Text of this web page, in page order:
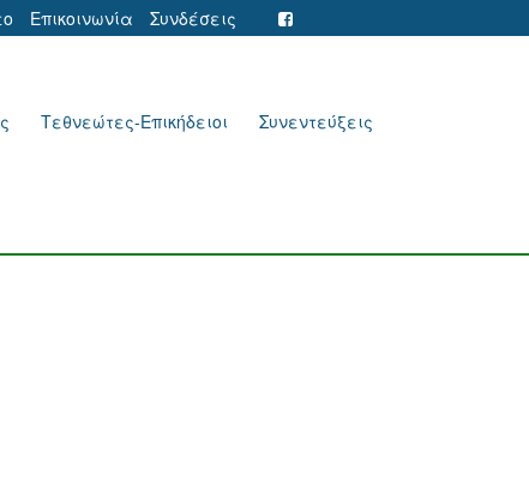
Επικοινωνία Συνδέσεις
Τεθνεώτες-Επικήδειοι Συνεντεύξεις